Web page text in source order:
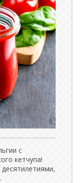
с
кетчупа!